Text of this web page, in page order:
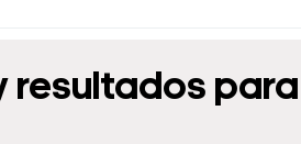
resultados para